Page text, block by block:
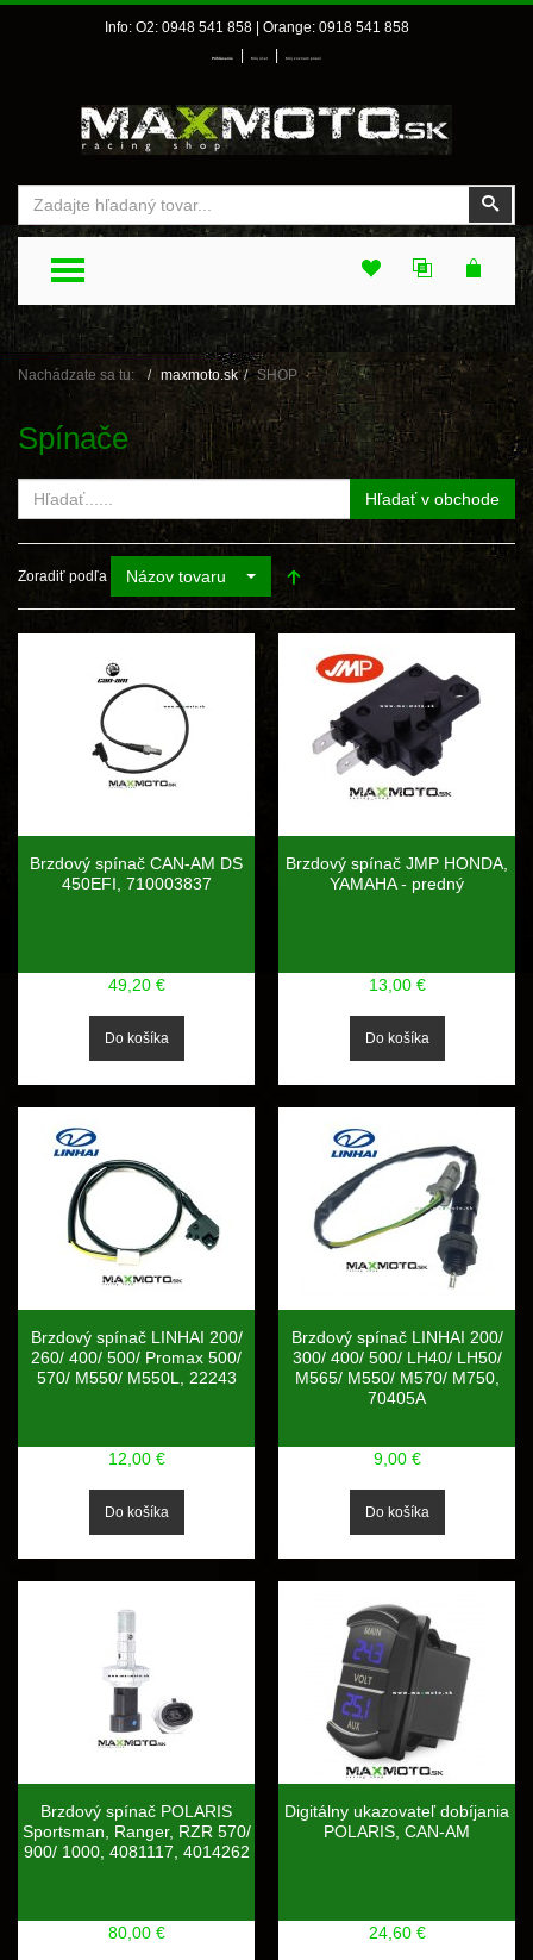
Info: O2: 0948 541 858 | Orange: 0918 541 858
Prihlásenie Môj účet Môj zoznam prianí
TOGGLE MENU
Nachádzate sa tu: maxmoto.sk SHOP
Spínače
Hľadať v obchode
Zoradiť podľa Názov tovaru
Brzdový spínač CAN-AM DS
450EFI, 710003837
49,20 €
Brzdový spínač JMP HONDA,
YAMAHA - predný
13,00 €
Brzdový spínač LINHAI 200/
260/ 400/ 500/ Promax 500/
570/ M550/ M550L, 22243
12,00 €
Brzdový spínač LINHAI 200/
300/ 400/ 500/ LH40/ LH50/
M565/ M550/ M570/ M750,
70405A
9,00 €
Brzdový spínač POLARIS
Sportsman, Ranger, RZR 570/
900/ 1000, 4081117, 4014262
80,00 €
Digitálny ukazovateľ dobíjania
POLARIS, CAN-AM
24,60 €